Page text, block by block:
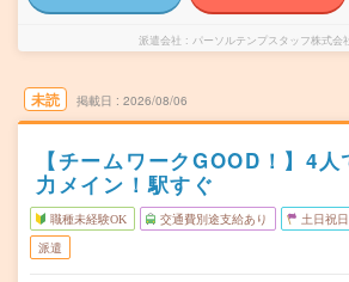
派遣会社 パーソルテンプスタッフ株式
未読 掲載日 2026/08/06
【チームワークGOOD！】4
力メイン！駅すぐ
職種未経験OK 交通費別途支給あり 土日祝
派遣